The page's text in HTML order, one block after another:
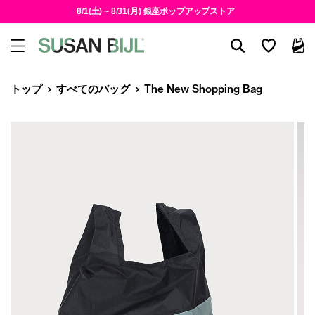
8/1(土) ~ 8/31(月) 銀座ポップアップストア
トップ すべてのバッグ The New Shopping Bag